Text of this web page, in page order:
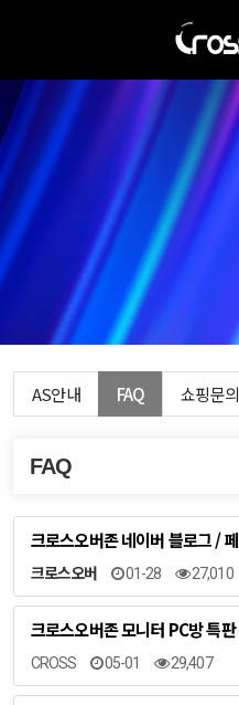
AS안내 FAQ 쇼핑문의
FAQ
크로스오버존 네이버 블로그 /
크로스오버 01-28 27,010
크로스오버존 모니터 PC방 특
CROSS 05-01 29,407